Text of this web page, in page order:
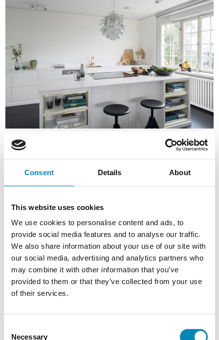
Consent Details About
This website uses cookies
We use cookies to personalise content and ads, to
provide social media features and to analyse our traffic.
We also share information about your use of our site with
our social media, advertising and analytics partners who
may combine it with other information that you’ve
provided to them or that they’ve collected from your use
of their services.
Necessary
Eksklusive produkter, som udstråler kvalitet og styrke. Vi
udvælger kun de bedste natursten fra hele verden. Farvespillet i
Silestone består af 95% kvarts, farvepigmenter og bindemidler af
harpiks, hvilket netop giver en mere lukket og ensartet overflade
end f.eks. granit.
Vaske
Der findes følgende løsninger for montering af vasken:
Vasken kan planlimes - dette betyder, vaskens flange er
synlig. Vaske er ikke 100% plane, så der kan forekomme